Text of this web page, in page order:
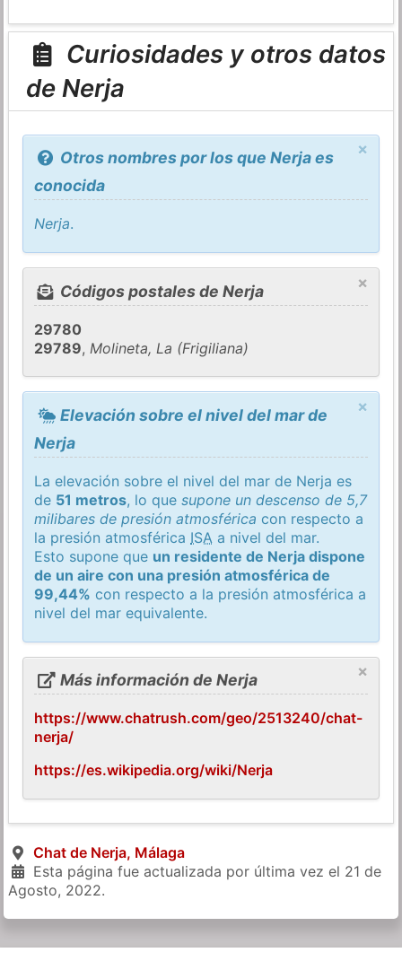
Curiosidades y otros datos
de Nerja
×
Otros nombres por los que Nerja es
conocida
Nerja.
×
Códigos postales de Nerja
29780
29789, Molineta, La (Frigiliana)
×
Elevación sobre el nivel del mar de
Nerja
La elevación sobre el nivel del mar de Nerja es
de 51 metros, lo quesupone un descenso de 5,7
milibares de presión atmosférica con respecto a
la presión atmosférica ISA a nivel del mar.
Esto supone que un residente de Nerja dispone
de un aire con una presión atmosférica de
99,44% con respecto a la presión atmosférica a
nivel del mar equivalente.
×
Más información de Nerja
https://www.chatrush.com/geo/2513240/chat-
nerja/
https://es.wikipedia.org/wiki/Nerja
Chat de Nerja, Málaga
Esta página fue actualizada por última vez el 21 de
Agosto, 2022.